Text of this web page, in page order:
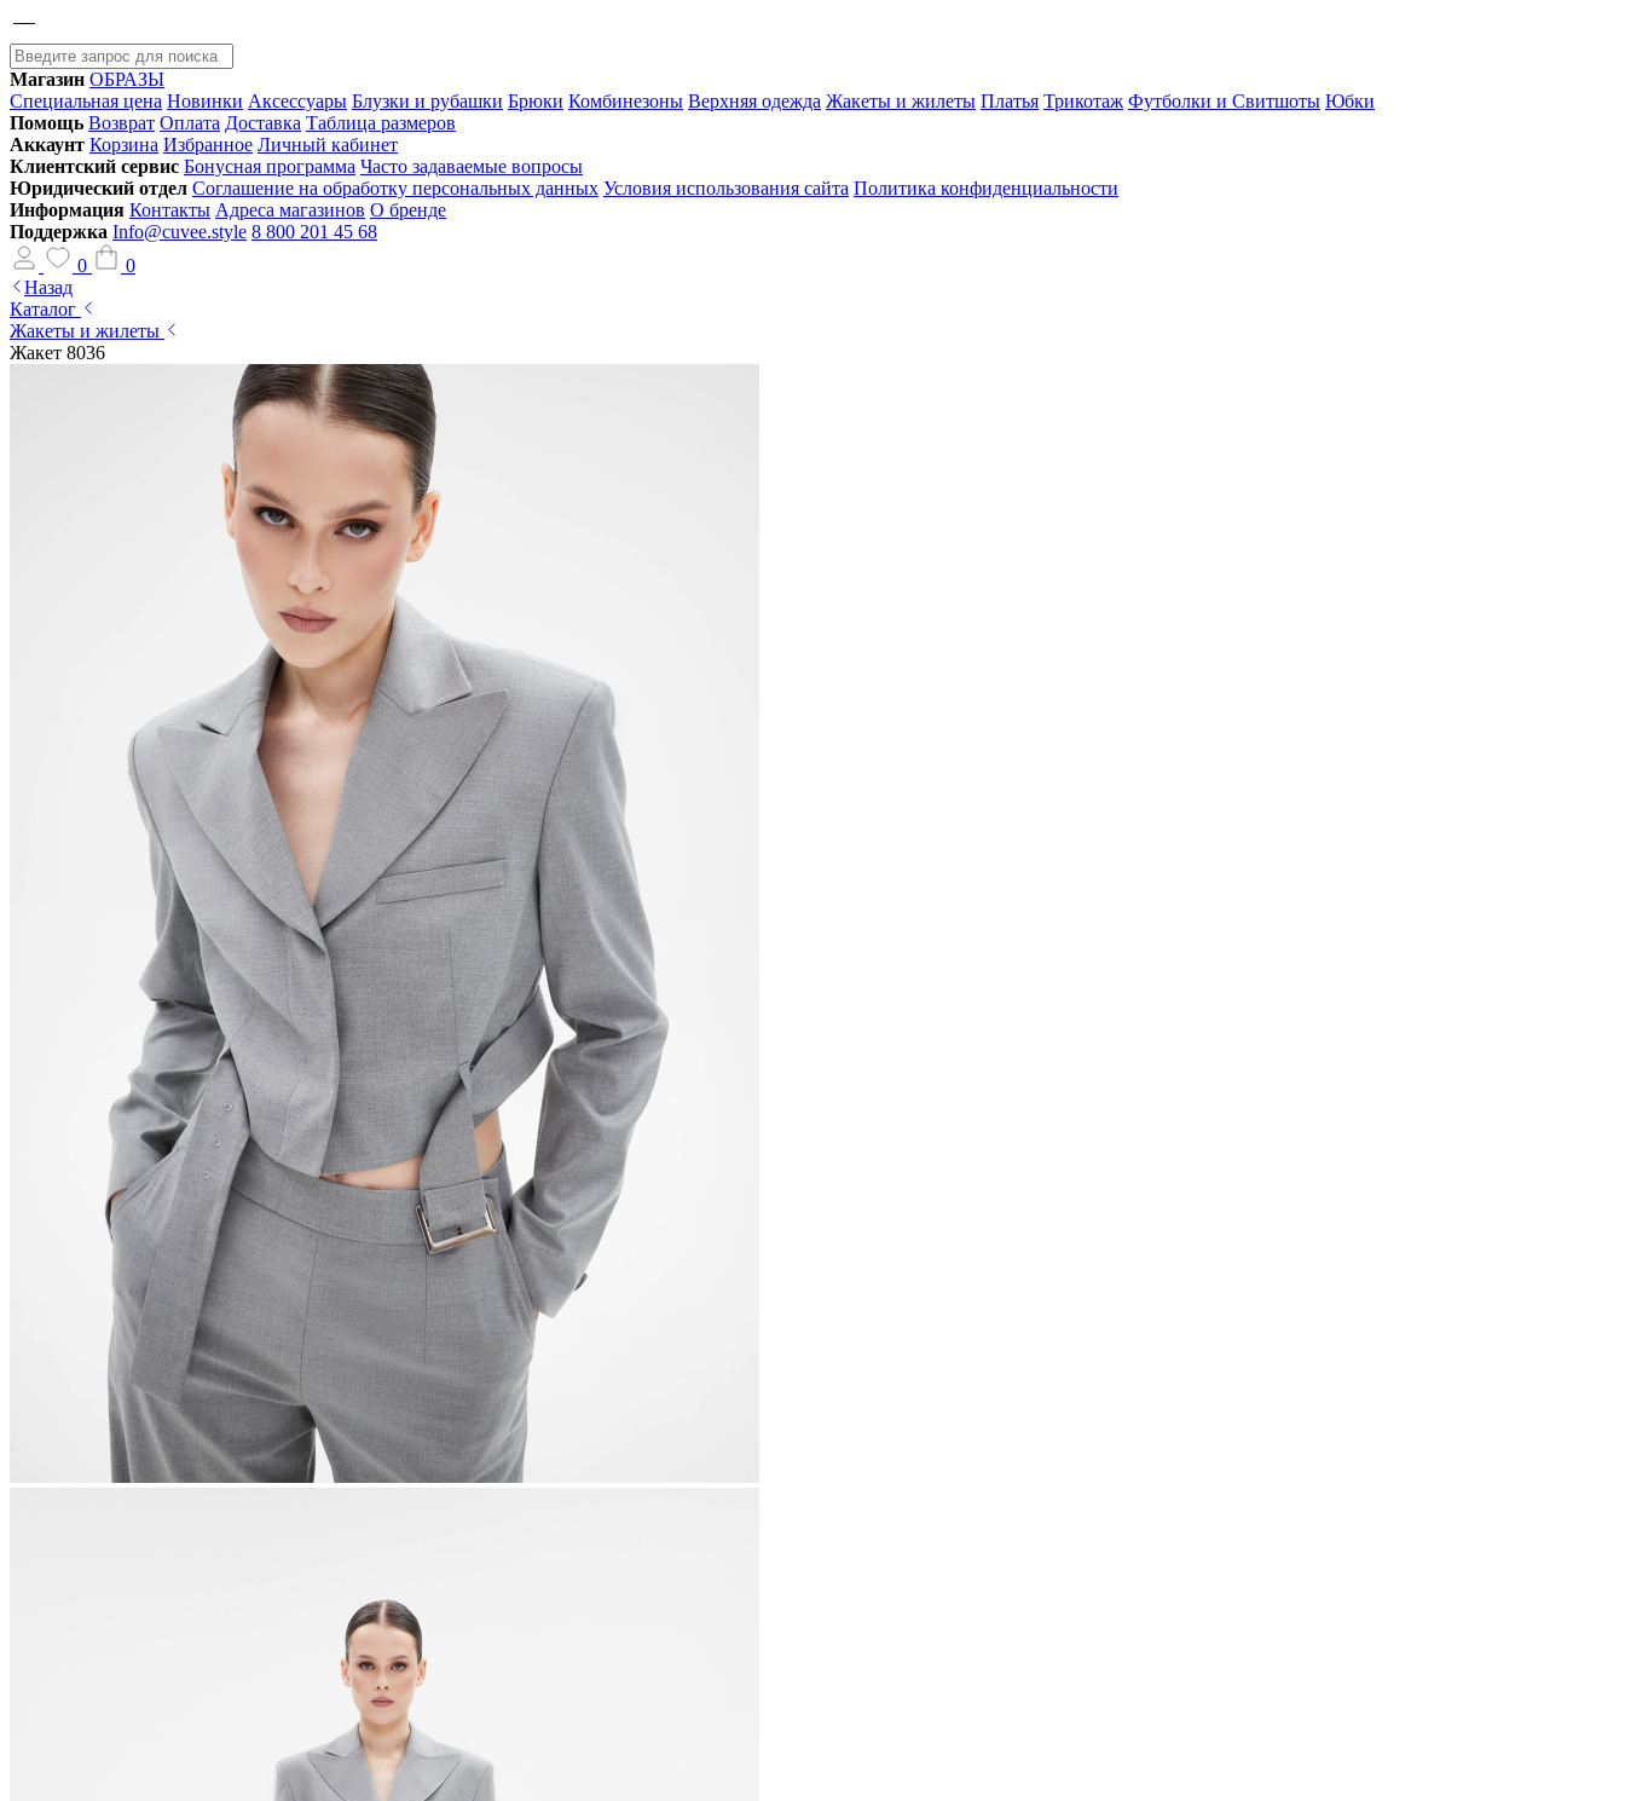
Магазин ОБРАЗЫ
Специальная цена Новинки Аксессуары Блузки и рубашки Брюки Комбинезоны Верхняя одежда Жакеты и жилеты Платья Трикотаж Футболки и Свитшоты Юбки
Помощь Возврат Оплата Доставка Таблица размеров
Аккаунт Корзина Избранное Личный кабинет
Клиентский сервис Бонусная программа Часто задаваемые вопросы
Юридический отдел Соглашение на обработку персональных данных Условия использования сайта Политика конфиденциальности
Информация Контакты Адреса магазинов О бренде
Поддержка Info@cuvee.style 8 800 201 45 68
0
0
Назад
Каталог
Жакеты и жилеты
Жакет 8036